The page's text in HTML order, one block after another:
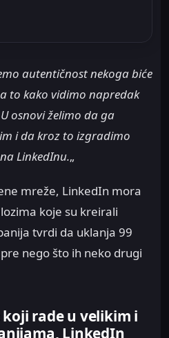
autentičnost nekoga biće
to kako vidimo napredak
osnovi želimo da ga
i da kroz to izgradimo
LinkedInu.„
mreže, LinkedIn mora
koje su kreirali
tvrdi da uklanja 99
nego što ih neko drugi
rade u velikim i
LinkedIn